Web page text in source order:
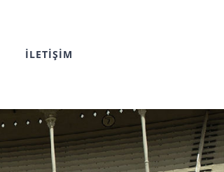
İLETİŞİM